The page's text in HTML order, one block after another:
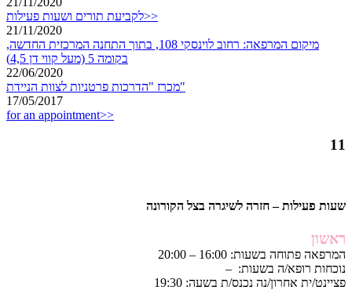
לקביעת תורים ושעות פעילות>>
21/11/2020
מיקום המרפאה: רחוב לוינסקי 108, בתוך התחנה המרכזית החדשה,
בקומה 5 (מעל קווי דן 4,5)
22/06/2020
מכרז "הדרכות פרטניות לצוות הניידת"
17/05/2017
for an appointment>>
11
שעות פעילות – חזרה לשיגרה בצל הקורונה
ראשון
המרפאה פתוחה בשעות: 16:00 – 20:00
נוכחות רופא/ה בשעות: –
פציינט/ית אחרון/נה נכנס/ת בשעה: 19:30